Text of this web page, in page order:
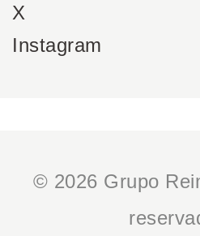
X
Instagram
© 2026 Grupo